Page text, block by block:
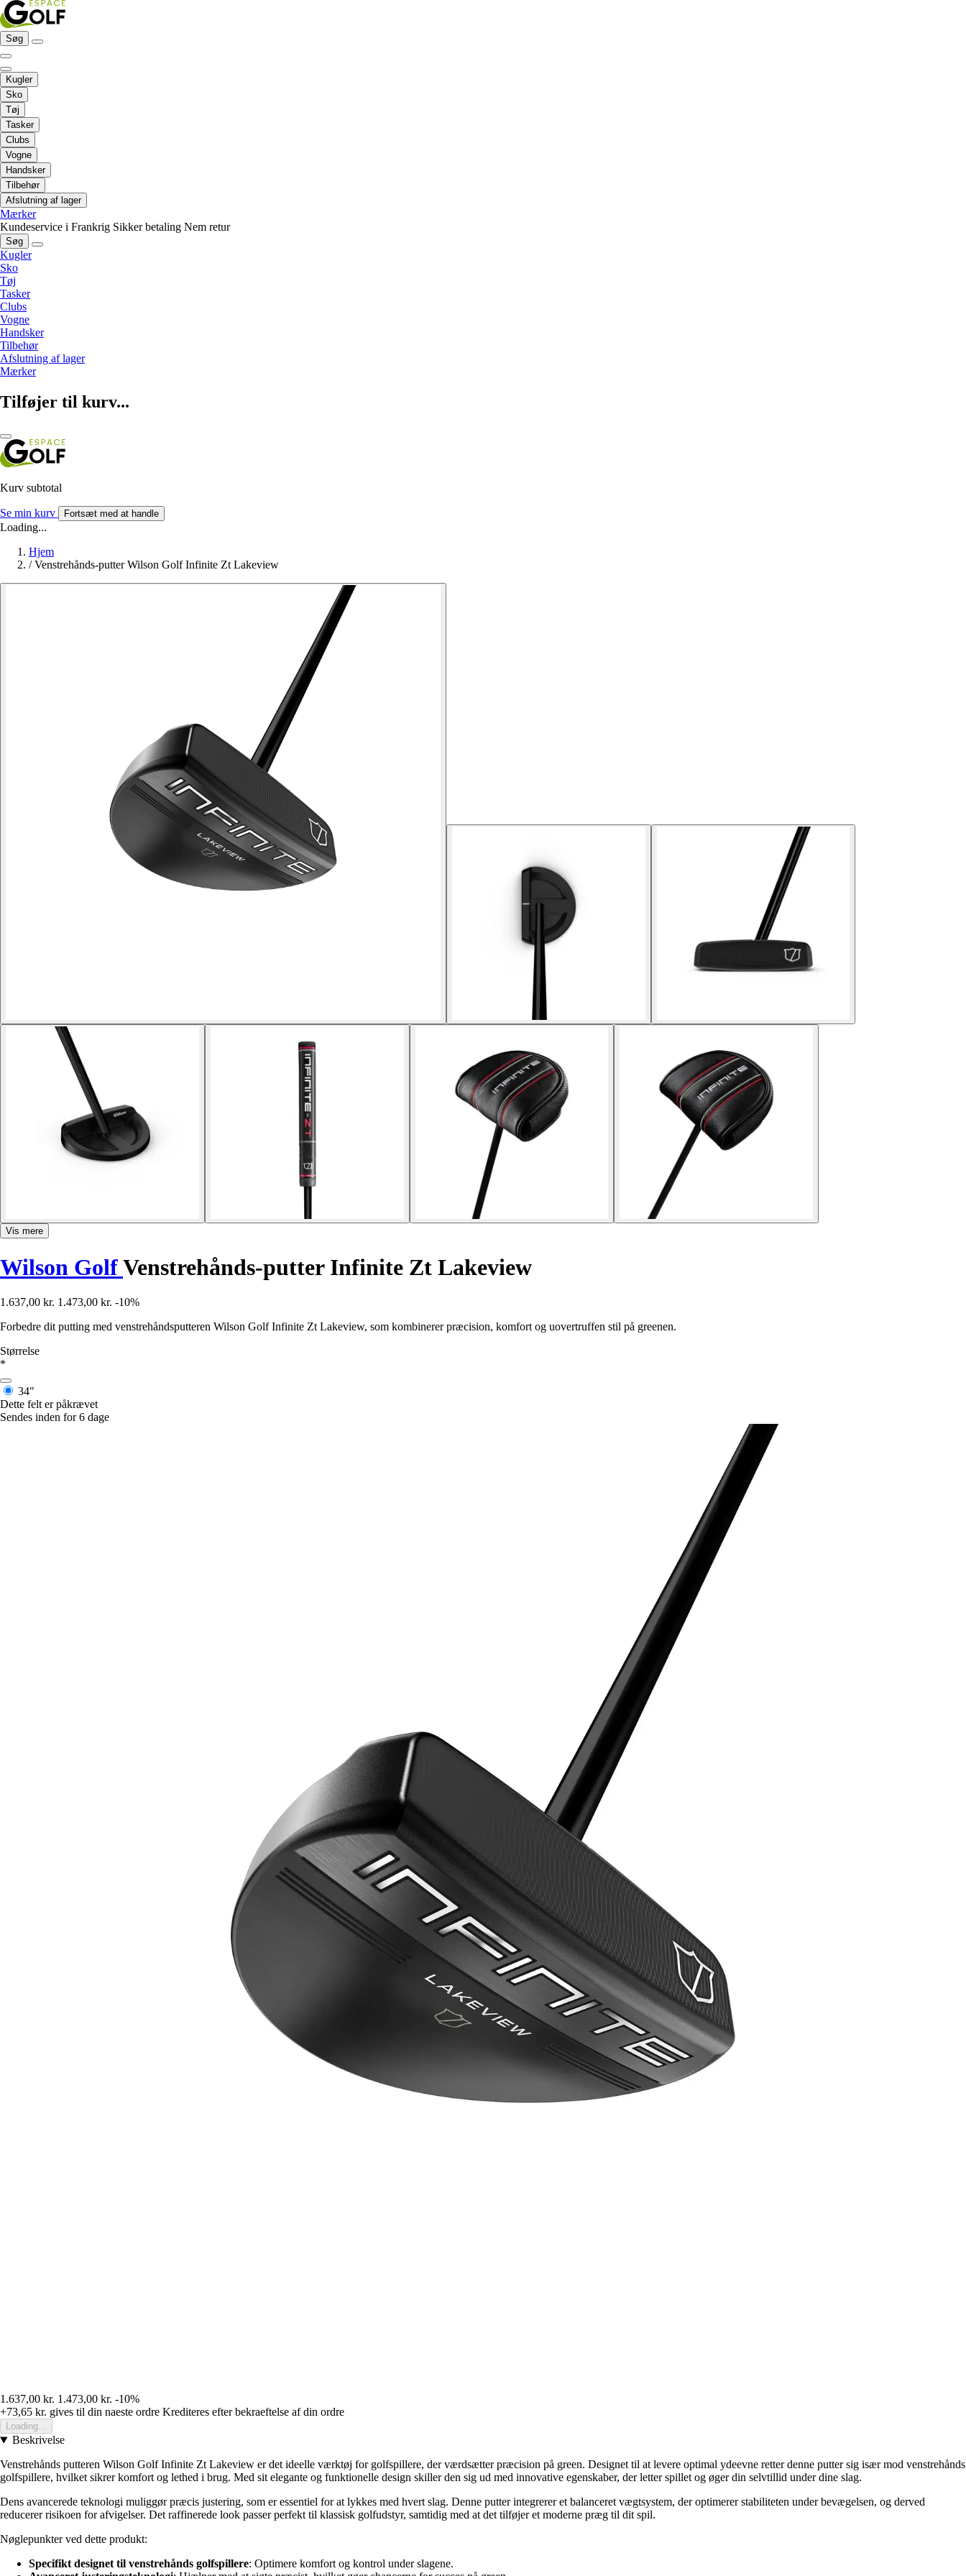
Søg
Kugler
Sko
Tøj
Tasker
Clubs
Vogne
Handsker
Tilbehør
Afslutning af lager
Mærker
Kundeservice i Frankrig Sikker betaling Nem retur
Søg
Kugler
Sko
Tøj
Tasker
Clubs
Vogne
Handsker
Tilbehør
Afslutning af lager
Mærker
Tilføjer til kurv...
Kurv subtotal
Se min kurv Fortsæt med at handle
Loading...
Hjem
/ Venstrehånds-putter Wilson Golf Infinite Zt Lakeview
Vis mere
Wilson GolfVenstrehånds-putter Infinite Zt Lakeview
1.637,00 kr. 1.473,00 kr. -10%
Forbedre dit putting med venstrehåndsputteren Wilson Golf Infinite Zt Lakeview, som kombinerer præcision, komfort og uovertruffen stil på greenen.
Størrelse
*
34"
Dette felt er påkrævet
Sendes inden for 6 dage
1.637,00 kr. 1.473,00 kr. -10%
+73,65 kr. gives til din naeste ordre Krediteres efter bekraeftelse af din ordre
Loading...
Beskrivelse
Venstrehånds putteren Wilson Golf Infinite Zt Lakeview er det ideelle værktøj for golfspillere, der værdsætter præcision på green. Designet til at levere optimal ydeevne retter denne putter sig især mod venstrehånds
golfspillere, hvilket sikrer komfort og lethed i brug. Med sit elegante og funktionelle design skiller den sig ud med innovative egenskaber, der letter spillet og øger din selvtillid under dine slag.
Dens avancerede teknologi muliggør præcis justering, som er essentiel for at lykkes med hvert slag. Denne putter integrerer et balanceret vægtsystem, der optimerer stabiliteten under bevægelsen, og derved
reducerer risikoen for afvigelser. Det raffinerede look passer perfekt til klassisk golfudstyr, samtidig med at det tilføjer et moderne præg til dit spil.
Nøglepunkter ved dette produkt:
Specifikt designet til venstrehånds golfspillere: Optimere komfort og kontrol under slagene.